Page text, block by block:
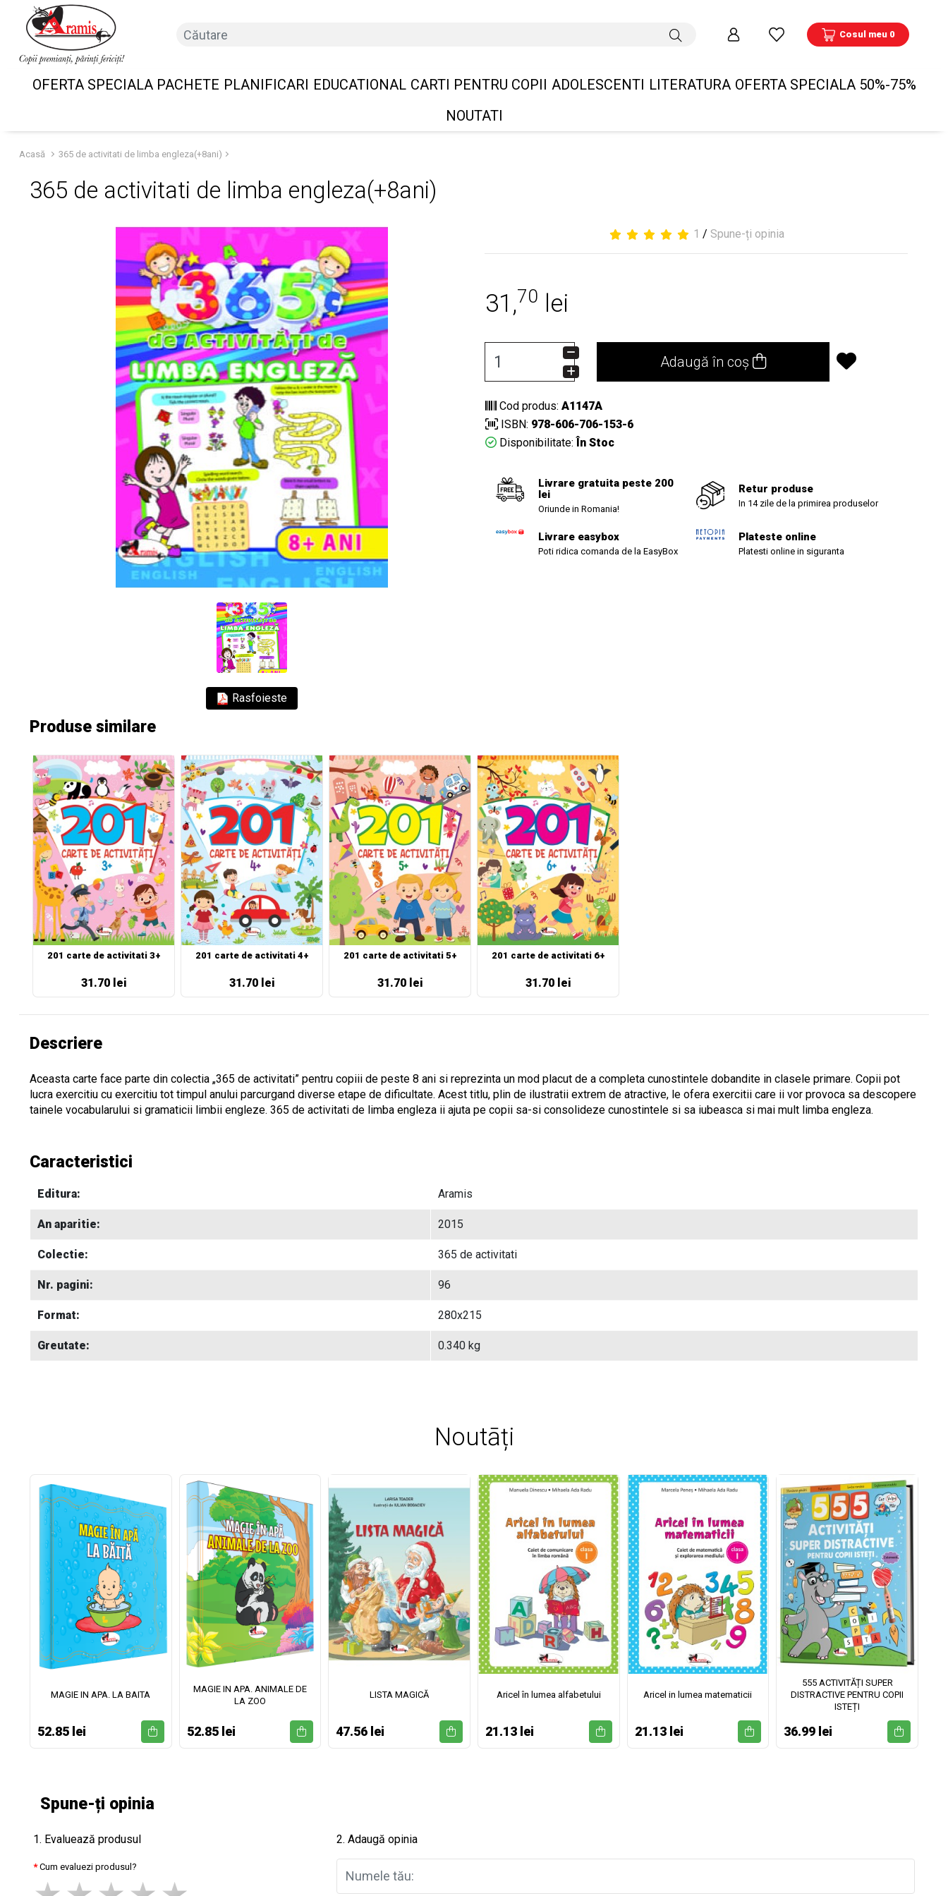
Cosul meu 0
OFERTA SPECIALA PACHETE PLANIFICARI EDUCATIONAL CARTI PENTRU COPII ADOLESCENTI LITERATURA OFERTA SPECIALA 50%-75%
NOUTATI
Acasă 365 de activitati de limba engleza(+8ani)
365 de activitati de limba engleza(+8ani)
Rasfoieste
1 / Spune-ți opinia
31,70 lei
Adaugă în coș
Cod produs: A1147A
ISBN: 978-606-706-153-6
Disponibilitate: În Stoc
Livrare gratuita peste 200
lei
Oriunde in Romania!
Retur produse
In 14 zile de la primirea produselor
Livrare easybox
Poti ridica comanda de la EasyBox
Plateste online
Platesti online in siguranta
Produse similare
201 carte de activitati 3+
31.70 lei
201 carte de activitati 4+
31.70 lei
201 carte de activitati 5+
31.70 lei
201 carte de activitati 6+
31.70 lei
Descriere
Aceasta carte face parte din colectia „365 de activitati” pentru copiii de peste 8 ani si reprezinta un mod placut de a completa cunostintele dobandite in clasele primare. Copii pot
lucra exercitiu cu exercitiu tot timpul anului parcurgand diverse etape de dificultate. Acest titlu, plin de ilustratii extrem de atractive, le ofera exercitii care ii vor provoca sa descopere
tainele vocabularului si gramaticii limbii engleze. 365 de activitati de limba engleza ii ajuta pe copii sa-si consolideze cunostintele si sa iubeasca si mai mult limba engleza.
Caracteristici
Editura: Aramis
An aparitie: 2015
Colectie: 365 de activitati
Nr. pagini: 96
Format: 280x215
Greutate: 0.340 kg
Noutāți
MAGIE IN APA. LA BAITA
52.85 lei
MAGIE IN APA. ANIMALE DE
LA ZOO
52.85 lei
LISTA MAGICĂ
47.56 lei
Aricel în lumea alfabetului
21.13 lei
Aricel in lumea matematicii
21.13 lei
555 ACTIVITĂȚI SUPER
DISTRACTIVE PENTRU COPII
ISTEȚI
36.99 lei
Spune-ți opinia
1. Evaluează produsul
Cum evaluezi produsul?
2. Adaugă opinia